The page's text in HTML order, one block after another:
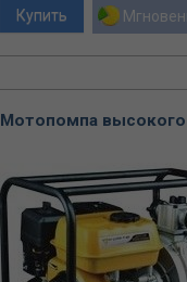
Мотопомпа высокого